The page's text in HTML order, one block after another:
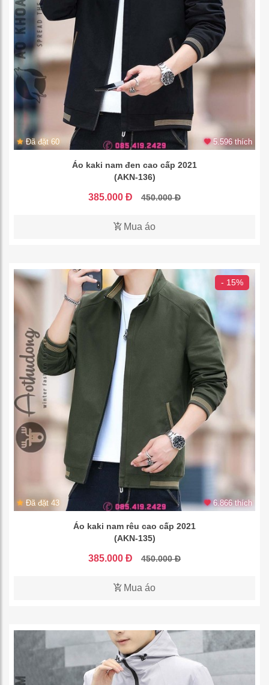
Đã đặt 60 5.596 thích
Áo kaki nam đen cao cấp 2021
(AKN-136)
385.000 Đ 450.000 Đ
Mua áo
- 15%
Đã đặt 43 6.866 thích
Áo kaki nam rêu cao cấp 2021
(AKN-135)
385.000 Đ 450.000 Đ
Mua áo